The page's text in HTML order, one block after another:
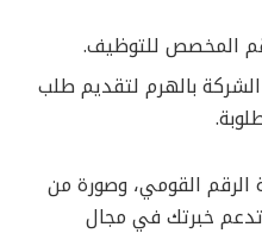
المخصص للتوظيف.
بالهرم لتقديم طلب
القومي، وصورة من
خبرتك في مجال